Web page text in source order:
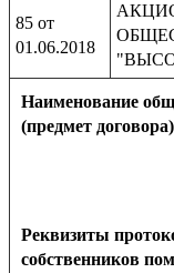
85 от
01.06.2018
Наименование
(предмет договора)
Реквизиты
собственников